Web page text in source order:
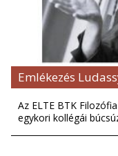
Emlékezés
Az ELTE BTK
egykori kollégái